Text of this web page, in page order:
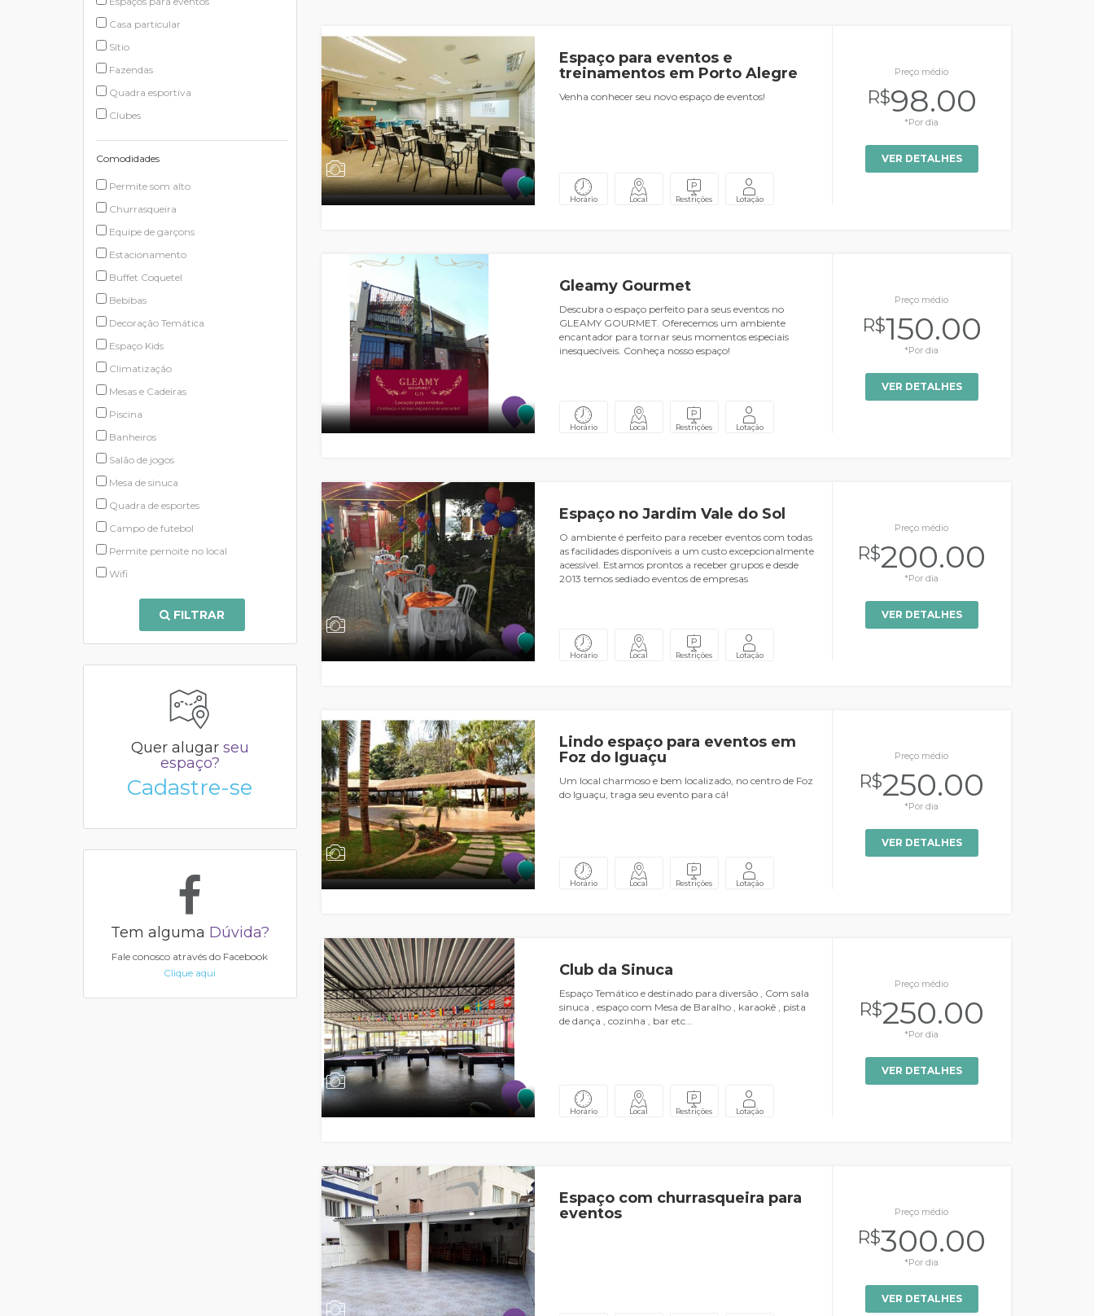
Casa particular
Sítio
Fazendas
Quadra esportiva
Clubes
Comodidades
Permite som alto
Churrasqueira
Equipe de garçons
Estacionamento
Buffet Coquetel
Bebibas
Decoração Temática
Espaço Kids
Climatização
Mesas e Cadeiras
Piscina
Banheiros
Salão de jogos
Mesa de sinuca
Quadra de esportes
Campo de futebol
Permite pernoite no local
Wifi
FILTRAR
Quer alugar seu
espaço?
Cadastre-se
Tem alguma Dúvida?
Fale conosco através do Facebook
Clique aqui
Espaço para eventos e
treinamentos em Porto Alegre
Venha conhecer seu novo espaço de eventos!
Horário Local Restrições Lotação
Preço médio
R$98.00
*Por dia
VER DETALHES
Gleamy Gourmet
Descubra o espaço perfeito para seus eventos no
GLEAMY GOURMET. Oferecemos um ambiente
encantador para tornar seus momentos especiais
inesquecíveis. Conheça nosso espaço!
Horário Local Restrições Lotação
Preço médio
R$150.00
*Por dia
VER DETALHES
Espaço no Jardim Vale do Sol
O ambiente é perfeito para receber eventos com todas
as facilidades disponíveis a um custo excepcionalmente
acessível. Estamos prontos a receber grupos e desde
2013 temos sediado eventos de empresas
Horário Local Restrições Lotação
Preço médio
R$200.00
*Por dia
VER DETALHES
Lindo espaço para eventos em
Foz do Iguaçu
Um local charmoso e bem localizado, no centro de Foz
do Iguaçu, traga seu evento para cá!
Horário Local Restrições Lotação
Preço médio
R$250.00
*Por dia
VER DETALHES
Club da Sinuca
Espaço Temático e destinado para diversão , Com sala
sinuca , espaço com Mesa de Baralho , karaokê , pista
de dança , cozinha , bar etc...
Horário Local Restrições Lotação
Preço médio
R$250.00
*Por dia
VER DETALHES
Espaço com churrasqueira para
eventos
Preço médio
R$300.00
*Por dia
VER DETALHES